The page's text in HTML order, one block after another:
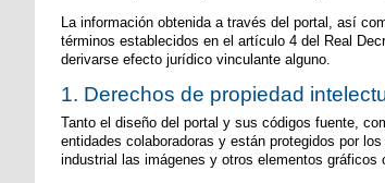
La información obtenida a través del portal, así
términos establecidos en el artículo 4 del Real
derivarse efecto jurídico vinculante alguno.
1. Derechos de propiedad
Tanto el diseño del portal y sus códigos fuente,
entidades colaboradoras y están protegidos por
industrial las imágenes y otros elementos gráficos